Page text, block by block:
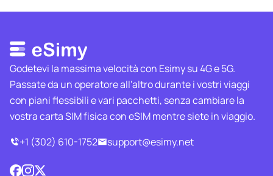
Godetevi la massima velocità con Esimy su 4G e 5G.
Passate da un operatore all'altro durante i vostri viaggi
con piani flessibili e vari pacchetti, senza cambiare la
vostra carta SIM fisica con eSIM mentre siete in viaggio.
+1 (302) 610-1752
support@esimy.net